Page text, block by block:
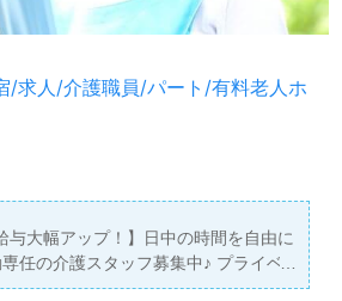
/求人/介護職員/パート/有料老人ホ
与大幅アップ！】日中の時間を自由に
任の介護スタッフ募集中♪ プライベ
Ｗワークも大歓迎！資格を活かしな